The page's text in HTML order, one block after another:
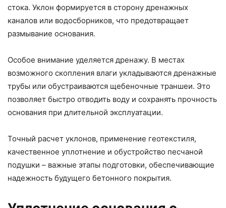
стока. Уклон формируется в сторону дренажных
каналов или водосборников, что предотвращает
размывание основания.
Особое внимание уделяется дренажу. В местах
возможного скопления влаги укладываются дренажные
трубы или обустраиваются щебеночные траншеи. Это
позволяет быстро отводить воду и сохранять прочность
основания при длительной эксплуатации.
Точный расчет уклонов, применение геотекстиля,
качественное уплотнение и обустройство песчаной
подушки – важные этапы подготовки, обеспечивающие
надежность будущего бетонного покрытия.